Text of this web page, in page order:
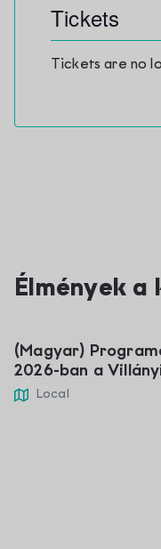
Tickets
Tickets are no
Élmények a
01
(Magyar)
2026-ban a
borvidéken
Local